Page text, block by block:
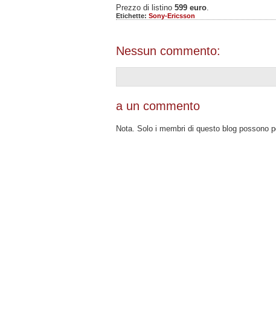
Prezzo di listino 599 euro
Etichette: Sony-Ericsson
Nessun commento:
a un commento
Nota. Solo i membri di questo blog possono